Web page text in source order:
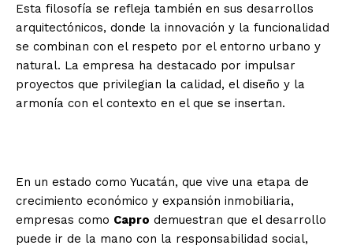
Esta filosofía se refleja también en sus desarrollos
arquitectónicos, donde la innovación y la funcionalidad
se combinan con el respeto por el entorno urbano y
natural. La empresa ha destacado por impulsar
proyectos que privilegian la calidad, el diseño y la
armonía con el contexto en el que se insertan.
En un estado como Yucatán, que vive una etapa de
crecimiento económico y expansión inmobiliaria,
empresas como Capro demuestran que el desarrollo
puede ir de la mano con la responsabilidad social,